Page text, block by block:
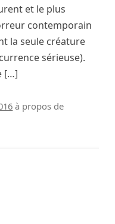
et le plus
contemporain
la seule créature
sérieuse).
[…]
à propos de